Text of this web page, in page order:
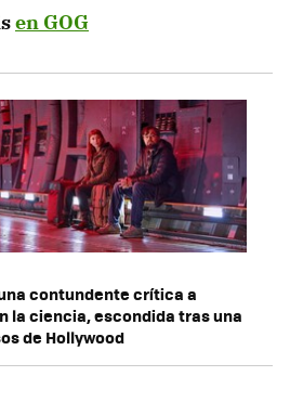
en GOG
contundente crítica a
la ciencia, escondida tras una
de Hollywood